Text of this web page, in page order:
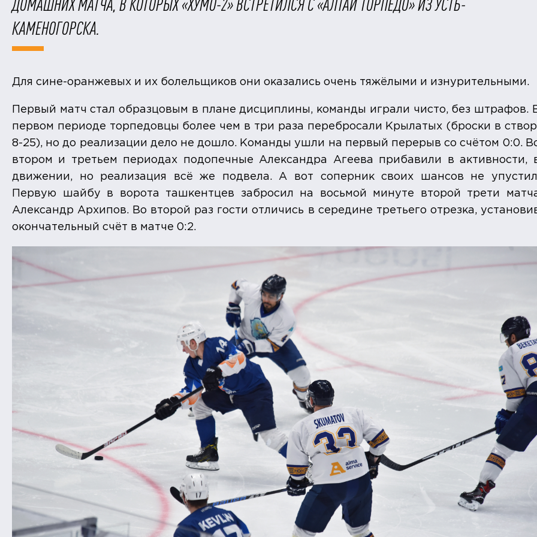
КАМЕНОГОРСКА.
Для сине-оранжевых и их болельщиков они оказались очень тяжёлыми и изнурительными.
Первый матч стал образцовым в плане дисциплины, команды играли чисто, без штрафов.
первом периоде торпедовцы более чем в три раза перебросали Крылатых (броски в
8-25), но до реализации дело не дошло. Команды ушли на первый перерыв со счётом 0:0.
втором и третьем периодах подопечные Александра Агеева прибавили в активности,
движении, но реализация всё же подвела. А вот соперник своих шансов не
Первую шайбу в ворота ташкентцев забросил на восьмой минуте второй трети
Александр Архипов. Во второй раз гости отличись в середине третьего отрезка,
окончательный счёт в матче 0:2.